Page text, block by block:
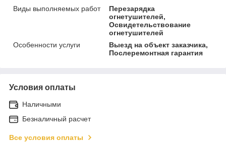
Виды выполняемых работ
Перезарядка
огнетушителей,
Освидетельствование
огнетушителей
Особенности услуги
Выезд на объект заказчика,
Послеремонтная гарантия
Условия оплаты
Наличными
Безналичный расчет
Все условия оплаты